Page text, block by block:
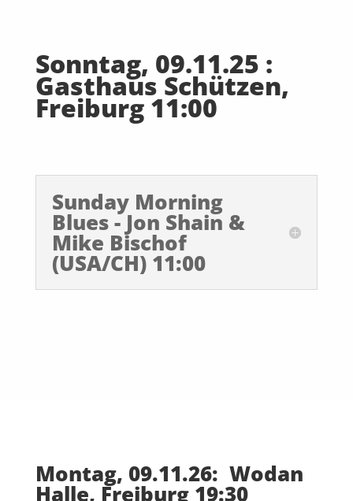
Sonntag, 09.11.25 :
Gasthaus Schützen,
Freiburg11:00
Sunday Morning
Blues - Jon Shain &
Mike Bischof
(USA/CH) 11:00
Montag, 09.11.26: Wodan
Halle, Freiburg 19:30